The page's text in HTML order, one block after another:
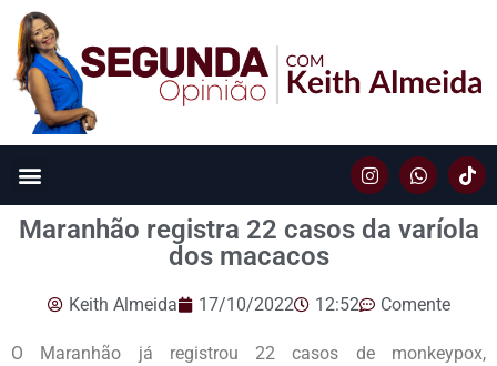
Maranhão registra 22 casos da varíola
dos macacos
Keith Almeida 17/10/2022 12:52 Comente
O Maranhão já registrou 22 casos de monkeypox,